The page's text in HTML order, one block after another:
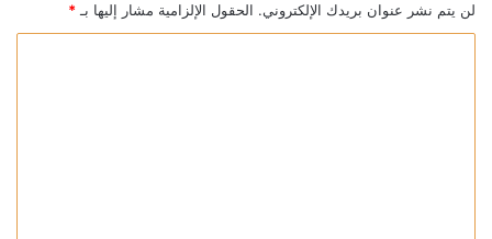
لن يتم نشر عنوان بريدك الإلكتروني. الحقول الإلزامية مشار إليها بـ *